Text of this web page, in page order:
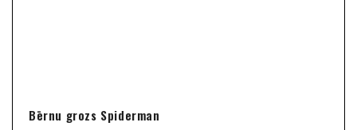
Bērnu grozs Spiderman